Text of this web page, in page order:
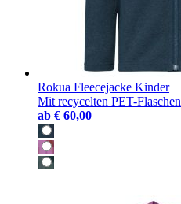
Rokua Fleecejacke Kinder
Mit recycelten PET-Flaschen
ab € 60,00